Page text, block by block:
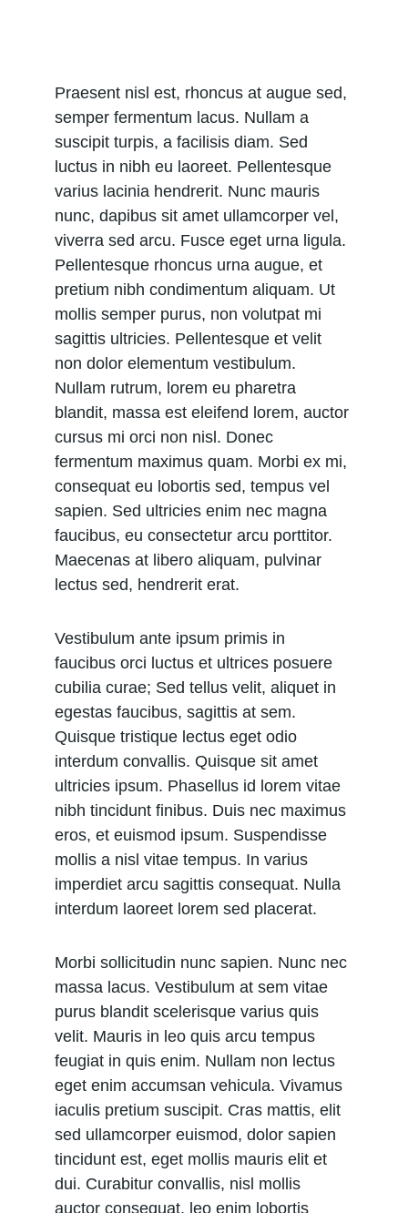
Praesent nisl est, rhoncus at augue sed,
semper fermentum lacus. Nullam a
suscipit turpis, a facilisis diam. Sed
luctus in nibh eu laoreet. Pellentesque
varius lacinia hendrerit. Nunc mauris
nunc, dapibus sit amet ullamcorper vel,
viverra sed arcu. Fusce eget urna ligula.
Pellentesque rhoncus urna augue, et
pretium nibh condimentum aliquam. Ut
mollis semper purus, non volutpat mi
sagittis ultricies. Pellentesque et velit
non dolor elementum vestibulum.
Nullam rutrum, lorem eu pharetra
blandit, massa est eleifend lorem, auctor
cursus mi orci non nisl. Donec
fermentum maximus quam. Morbi ex mi,
consequat eu lobortis sed, tempus vel
sapien. Sed ultricies enim nec magna
faucibus, eu consectetur arcu porttitor.
Maecenas at libero aliquam, pulvinar
lectus sed, hendrerit erat.
Vestibulum ante ipsum primis in
faucibus orci luctus et ultrices posuere
cubilia curae; Sed tellus velit, aliquet in
egestas faucibus, sagittis at sem.
Quisque tristique lectus eget odio
interdum convallis. Quisque sit amet
ultricies ipsum. Phasellus id lorem vitae
nibh tincidunt finibus. Duis nec maximus
eros, et euismod ipsum. Suspendisse
mollis a nisl vitae tempus. In varius
imperdiet arcu sagittis consequat. Nulla
interdum laoreet lorem sed placerat.
Morbi sollicitudin nunc sapien. Nunc nec
massa lacus. Vestibulum at sem vitae
purus blandit scelerisque varius quis
velit. Mauris in leo quis arcu tempus
feugiat in quis enim. Nullam non lectus
eget enim accumsan vehicula. Vivamus
iaculis pretium suscipit. Cras mattis, elit
sed ullamcorper euismod, dolor sapien
tincidunt est, eget mollis mauris elit et
dui. Curabitur convallis, nisl mollis
auctor consequat, leo enim lobortis